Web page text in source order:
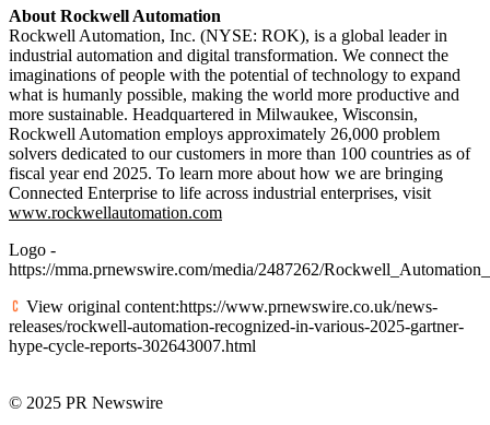
About Rockwell Automation
Rockwell Automation, Inc. (NYSE: ROK), is a global leader in
industrial automation and digital transformation. We connect the
imaginations of people with the potential of technology to expand
what is humanly possible, making the world more productive and
more sustainable. Headquartered in Milwaukee, Wisconsin,
Rockwell Automation employs approximately 26,000 problem
solvers dedicated to our customers in more than 100 countries as of
fiscal year end 2025. To learn more about how we are bringing
Connected Enterprise to life across industrial enterprises, visit
www.rockwellautomation.com
Logo -
https://mma.prnewswire.com/media/2487262/
View original content:https://www.prnewswire.co.uk/news-
releases/rockwell-automation-recognized-in-various-2025-gartner-
hype-cycle-reports-302643007.html
© 2025 PR Newswire